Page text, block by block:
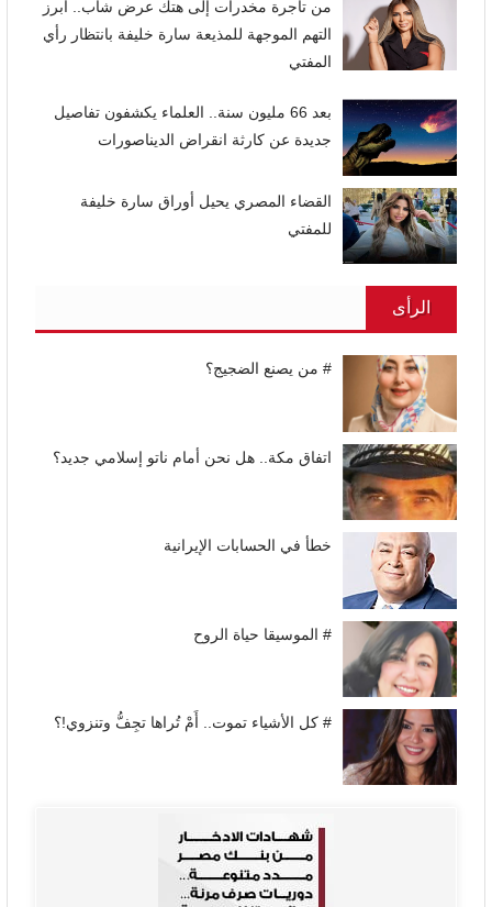
من تاجرة مخدرات إلى هتك عرض شاب.. أبرز
التهم الموجهة للمذيعة سارة خليفة بانتظار رأي
المفتي
بعد 66 مليون سنة.. العلماء يكشفون تفاصيل
جديدة عن كارثة انقراض الديناصورات
القضاء المصري يحيل أوراق سارة خليفة
للمفتي
الرأى
# من يصنع الضجيج؟
اتفاق مكة.. هل نحن أمام ناتو إسلامي جديد؟
خطأ في الحسابات الإيرانية
# الموسيقا حياة الروح
# كل الأشياء تموت.. أَمْ تُراها تجِفُّ وتنزوي!؟